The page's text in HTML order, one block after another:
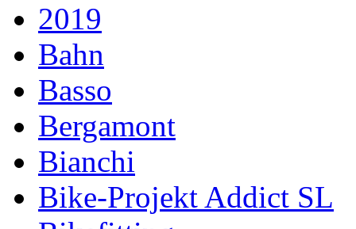
2019
Bahn
Basso
Bergamont
Bianchi
Bike-Projekt Addict SL